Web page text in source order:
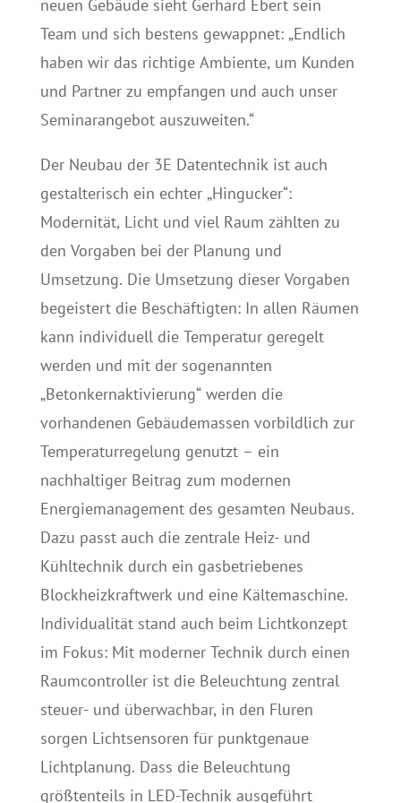
neuen Gebäude sieht Gerhard Ebert sein
Team und sich bestens gewappnet: „Endlich
haben wir das richtige Ambiente, um Kunden
und Partner zu empfangen und auch unser
Seminarangebot auszuweiten.“
Der Neubau der 3E Datentechnik ist auch
gestalterisch ein echter „Hingucker“:
Modernität, Licht und viel Raum zählten zu
den Vorgaben bei der Planung und
Umsetzung. Die Umsetzung dieser Vorgaben
begeistert die Beschäftigten: In allen Räumen
kann individuell die Temperatur geregelt
werden und mit der sogenannten
„Betonkernaktivierung“ werden die
vorhandenen Gebäudemassen vorbildlich zur
Temperaturregelung genutzt – ein
nachhaltiger Beitrag zum modernen
Energiemanagement des gesamten Neubaus.
Dazu passt auch die zentrale Heiz- und
Kühltechnik durch ein gasbetriebenes
Blockheizkraftwerk und eine Kältemaschine.
Individualität stand auch beim Lichtkonzept
im Fokus: Mit moderner Technik durch einen
Raumcontroller ist die Beleuchtung zentral
steuer- und überwachbar, in den Fluren
sorgen Lichtsensoren für punktgenaue
Lichtplanung. Dass die Beleuchtung
größtenteils in LED-Technik ausgeführt